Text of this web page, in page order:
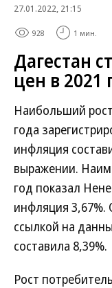
27.01.2022, 21:15
928 1 мин.
Дагестан
цен в 2021
Наибольший
года
инфляция
выражении.
год показал
инфляция
ссылкой на
составила 8,39%.
Рост